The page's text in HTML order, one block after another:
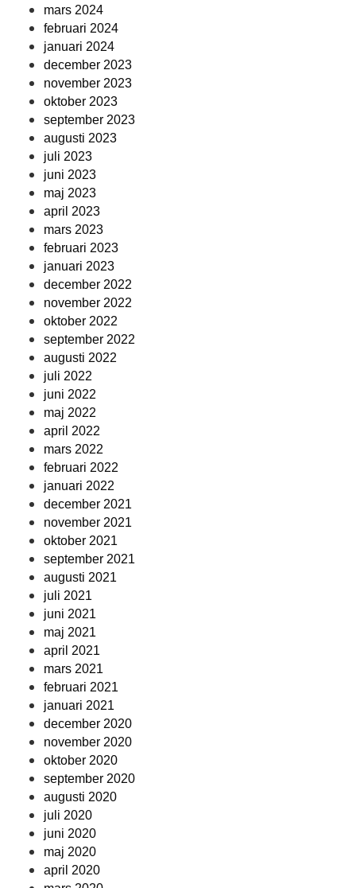
mars 2024
februari 2024
januari 2024
december 2023
november 2023
oktober 2023
september 2023
augusti 2023
juli 2023
juni 2023
maj 2023
april 2023
mars 2023
februari 2023
januari 2023
december 2022
november 2022
oktober 2022
september 2022
augusti 2022
juli 2022
juni 2022
maj 2022
april 2022
mars 2022
februari 2022
januari 2022
december 2021
november 2021
oktober 2021
september 2021
augusti 2021
juli 2021
juni 2021
maj 2021
april 2021
mars 2021
februari 2021
januari 2021
december 2020
november 2020
oktober 2020
september 2020
augusti 2020
juli 2020
juni 2020
maj 2020
april 2020